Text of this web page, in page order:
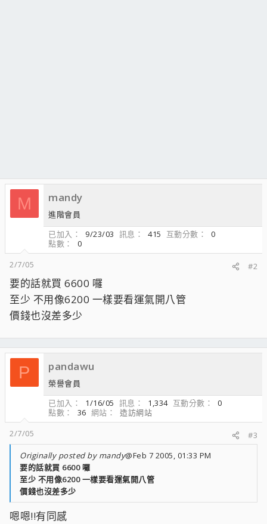
M mandy
進階會員
已加入
9/23/03 訊息 415 互動分數
0
點數
0
2/7/05
#2
要的話就買 6600 囉
至少 不用像6200 一樣要看運氣開八管
價錢也沒差多少
P pandawu
榮譽會員
已加入
1/16/05 訊息 1,334 互動分數
0
點數
36 網站
造訪網站
2/7/05
#3
Originally posted by mandy@Feb 7 2005, 01:33 PM
要的話就買 6600 囉
至少 不用像6200 一樣要看運氣開八管
價錢也沒差多少
嗯嗯!!有同感